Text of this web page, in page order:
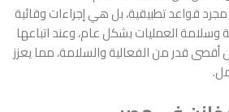
قواعد تطبيقية، بل هي إجراءات وقائية
وسلامة العمليات بشكل عام، وعند اتباعها
أقصى قدر من الفعالية والسلامة، مما يعزز